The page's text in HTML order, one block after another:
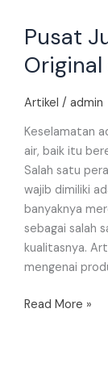
Pusat
Original
Artikel / admin
Keselamatan
air, baik itu
Salah satu
wajib dimiliki
banyaknya
sebagai salah
kualitasnya.
mengenai
Read More »